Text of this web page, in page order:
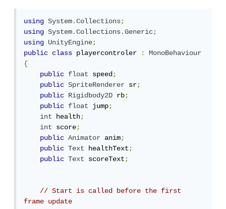
using System.Collections;
using
System.Collections.Generic;
using
UnityEngine;
public
class playercontroler :
MonoBehaviour
{
public
float speed;
public
SpriteRenderer sr;
public
Rigidbody2D rb;
public
float jump;
int
health;
int
score;
public
Animator anim;
public
Text healthText;
public
Text scoreText;
// Start is called before the first
frame update